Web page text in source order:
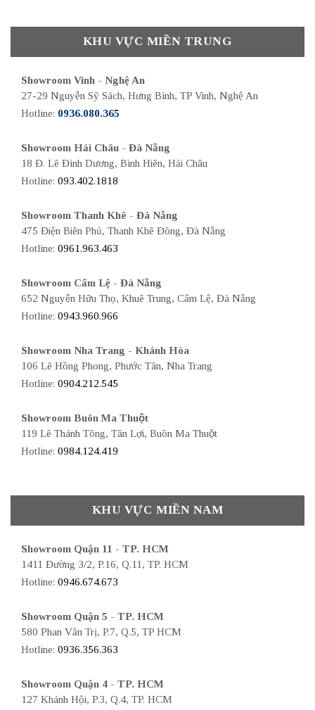
KHU VỰC MIỀN TRUNG
Showroom Vinh - Nghệ An
27-29 Nguyễn Sỹ Sách, Hưng Bình, TP Vinh, Nghệ An
Hotline: 0936.080.365
Showroom Hải Châu - Đà Nẵng
18 Đ. Lê Đình Dương, Bình Hiên, Hải Châu
Hotline: 093.402.1818
Showroom Thanh Khê - Đà Nẵng
475 Điện Biên Phủ, Thanh Khê Đông, Đà Nẵng
Hotline: 0961.963.463
Showroom Cẩm Lệ - Đà Nẵng
652 Nguyễn Hữu Thọ, Khuê Trung, Cẩm Lệ, Đà Nẵng
Hotline: 0943.960.966
Showroom Nha Trang - Khánh Hòa
106 Lê Hồng Phong, Phước Tân, Nha Trang
Hotline: 0904.212.545
Showroom Buôn Ma Thuột
119 Lê Thánh Tông, Tân Lợi, Buôn Ma Thuột
Hotline: 0984.124.419
KHU VỰC MIỀN NAM
Showroom Quận 11 - TP. HCM
1411 Đường 3/2, P.16, Q.11, TP. HCM
Hotline: 0946.674.673
Showroom Quận 5 - TP. HCM
580 Phan Văn Trị, P.7, Q.5, TP HCM
Hotline: 0936.356.363
Showroom Quận 4 - TP. HCM
127 Khánh Hội, P.3, Q.4, TP. HCM